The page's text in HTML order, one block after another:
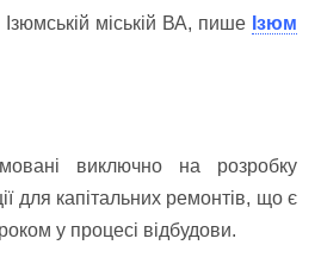
міській ВА, пише Ізюм
виключно на розробку
для капітальних ремонтів, що є
у процесі відбудови.